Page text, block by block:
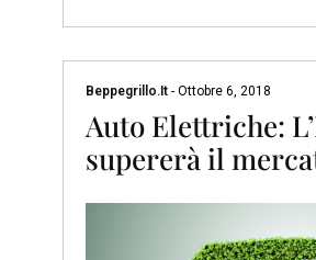
Beppegrillo.it - Ottobre 6, 2018
Auto Elettriche:
supererà il